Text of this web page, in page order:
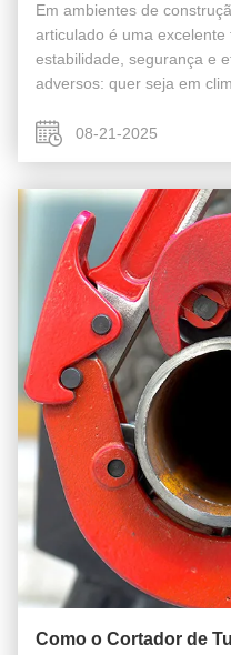
Em ambientes de
articulado é uma
estabilidade, segurança e
adversos: quer seja em
destaca, garantindo a ...
08-21-2025
Como o Cortador de